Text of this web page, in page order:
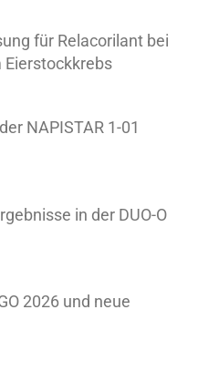
für Relacorilant bei
NAPISTAR 1-01
in der DUO-O
2026 und neue